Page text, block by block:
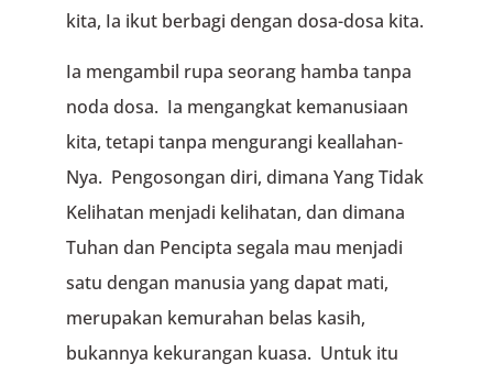
kita, Ia ikut berbagi dengan dosa-dosa kita.
Ia mengambil rupa seorang hamba tanpa
noda dosa. Ia mengangkat kemanusiaan
kita, tetapi tanpa mengurangi keallahan-
Nya. Pengosongan diri, dimana Yang Tidak
Kelihatan menjadi kelihatan, dan dimana
Tuhan dan Pencipta segala mau menjadi
satu dengan manusia yang dapat mati,
merupakan kemurahan belas kasih,
bukannya kekurangan kuasa. Untuk itu